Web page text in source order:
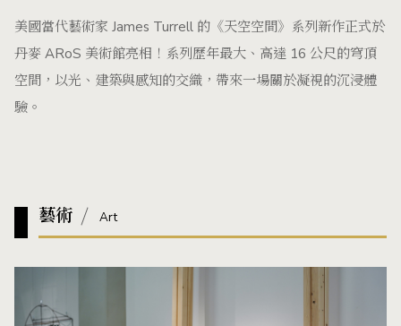
美國當代藝術家 James Turrell 的《天空空間》系列新作正式於
丹麥 ARoS 美術館亮相！系列歷年最大、高達 16 公尺的穹頂
空間，以光、建築與感知的交織，帶來一場關於凝視的沉浸體
驗。
藝術 Art